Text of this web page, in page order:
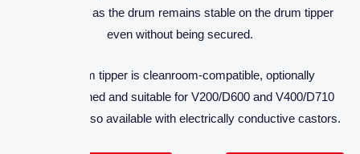
guaranteed, as the drum remains stable on the drum tipper
even without being secured.
The drum tipper is cleanroom-compatible, optionally
electropolished and suitable for V200/D600 and V400/D710
drums. It is also available with electrically conductive castors.